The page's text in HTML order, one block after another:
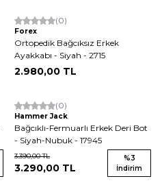
Yeni (0)
Forex
Ortopedik Bağcıksız Erkek
Ayakkabı - Siyah - 2715
2.980,00 TL
Yeni (0)
Hammer Jack
Bağcıklı-Fermuarlı Erkek Deri Bot
- Siyah-Nubuk - 17945
3.390,00TL
3.290,00 TL
%3
İndirim